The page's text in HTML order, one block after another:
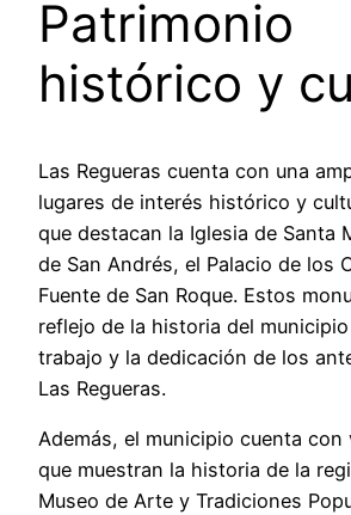
Patrimonio
histórico y
Las Regueras cuenta con una
lugares de interés histórico y
que destacan la Iglesia de Santa
de San Andrés, el Palacio de los
Fuente de San Roque. Estos
reflejo de la historia del
trabajo y la dedicación de los
Las Regueras.
Además, el municipio cuenta con
que muestran la historia de la
Museo de Arte y Tradiciones